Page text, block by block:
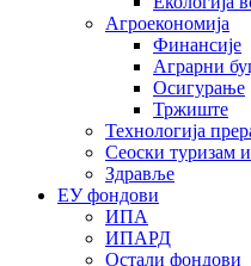
Агроекономија
Финансије
Аграрни
Осигурање
Тржиште
Технологија
Сеоски туризам
Здравље
ЕУ фондови
ИПА
ИПАРД
Остали фондови